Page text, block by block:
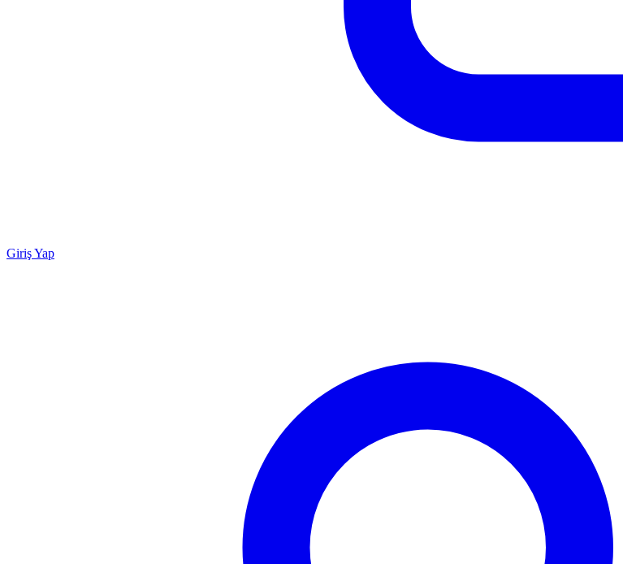
Giriş Yap